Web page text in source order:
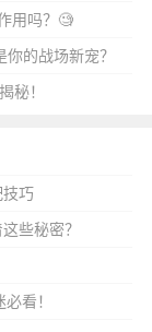
用吗？🧐
的战场新宠？
秘！
技巧
些秘密？
看！